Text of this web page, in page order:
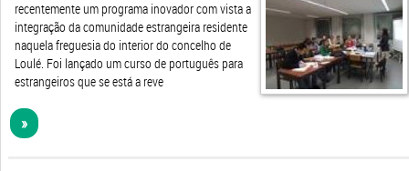
recentemente um programa inovador com vista a
integração da comunidade estrangeira residente
naquela freguesia do interior do concelho de
Loulé. Foi lançado um curso de português para
estrangeiros que se está a reve
»